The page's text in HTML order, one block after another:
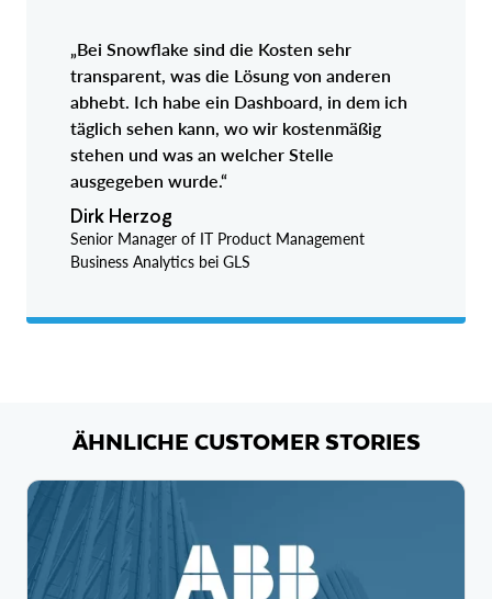
„Bei Snowflake sind die Kosten sehr
transparent, was die Lösung von anderen
abhebt. Ich habe ein Dashboard, in dem ich
täglich sehen kann, wo wir kostenmäßig
stehen und was an welcher Stelle
ausgegeben wurde.“
Dirk Herzog
Senior Manager of IT Product Management
Business Analytics bei GLS
ÄHNLICHE CUSTOMER STORIES